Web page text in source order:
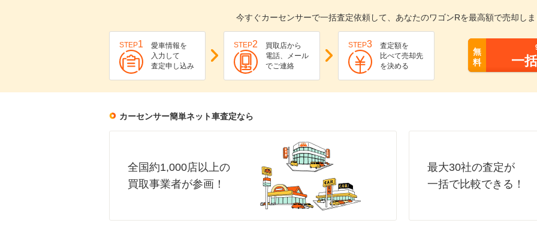
今すぐカーセンサーで一括査定依頼して、あなたのワゴンRを最高額で売却しま
STEP1
愛車情報を
入力して
査定申し込み
STEP2
買取店から
電話、メール
でご連絡
STEP3
査定額を
比べて売却先
を決める
無
料
一
カーセンサー簡単ネット車査定なら
全国約1,000店以上の
買取事業者が参画！
最大30社の査定が
一括で比較できる！